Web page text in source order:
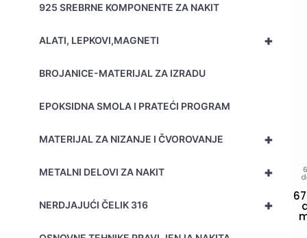
925 SREBRNE KOMPONENTE ZA NAKIT
+
ALATI, LEPKOVI,MAGNETI
BROJANICE-MATERIJAL ZA IZRADU
EPOKSIDNA SMOLA I PRATEĆI PROGRAM
+
MATERIJAL ZA NIZANJE I ČVOROVANJE
+
METALNI DELOVI ZA NAKIT
+
NERDJAJUĆI ČELIK 316